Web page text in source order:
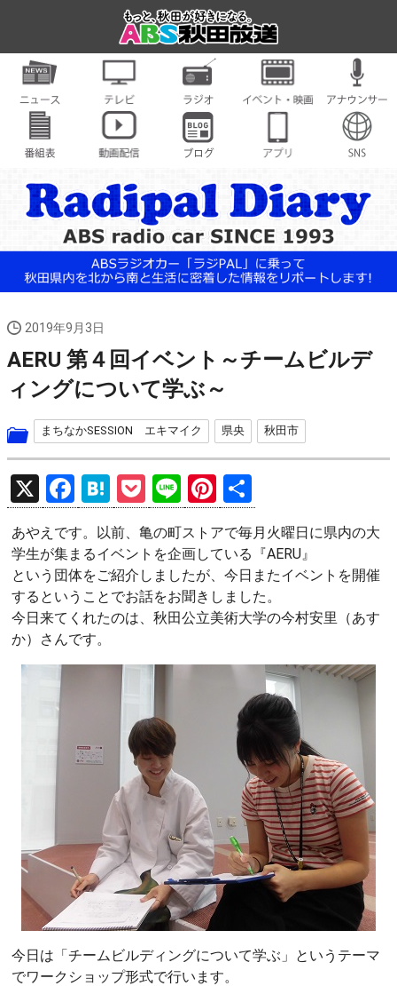
2019年9月3日
AERU 第４回イベント～チームビルデ
ィングについて学ぶ～
まちなかSESSION エキマイク 県央 秋田市
X
F
a
ce
b
o
o
k
H
at
e
n
a
P
o
ck
et
Li
n
e
Pi
nt
er
es
t
有
あやえです。以前、亀の町ストアで毎月火曜日に県内の大
学生が集まるイベントを企画している『AERU』
という団体をご紹介しましたが、今日またイベントを開催
するということでお話をお聞きしました。
今日来てくれたのは、秋田公立美術大学の今村安里（あす
か）さんです。
今日は「チームビルディングについて学ぶ」というテーマ
でワークショップ形式で行います。